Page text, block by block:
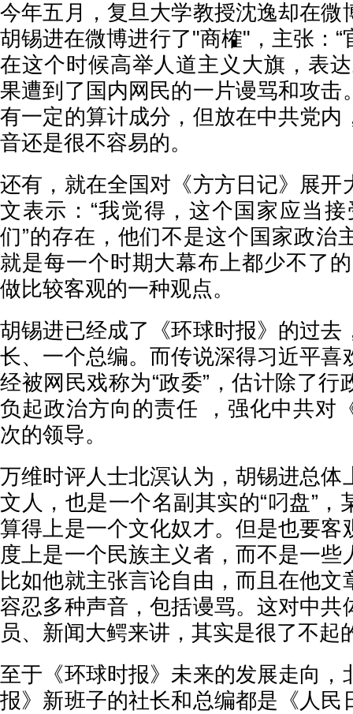
今年五月，复旦大学教授沈逸却在微
胡锡进在微博进行了"商榷"，主张：
在这个时候高举人道主义大旗，表
果遭到了国内网民的一片谩骂和攻击
有一定的算计成分，但放在中共党内
音还是很不容易的。
还有，就在全国对《方方日记》展开
文表示：“我觉得，这个国家应当
们”的存在，他们不是这个国家政治
就是每一个时期大幕布上都少不了
做比较客观的一种观点。
胡锡进已经成了《环球时报》的过去
长、一个总编。而传说深得习近平喜
经被网民戏称为“政委”，估计除了行
负起政治方向的责任 ，强化中共对
次的领导。
万维时评人士北溟认为，胡锡进总体
文人，也是一个名副其实的“叼盘”，
算得上是一个文化奴才。但是也要客
度上是一个民族主义者，而不是一些
比如他就主张言论自由，而且在他文
容忍多种声音，包括谩骂。这对中共
员、新闻大鳄来讲，其实是很了不起
至于《环球时报》未来的发展走向，
报》新班子的社长和总编都是《人民